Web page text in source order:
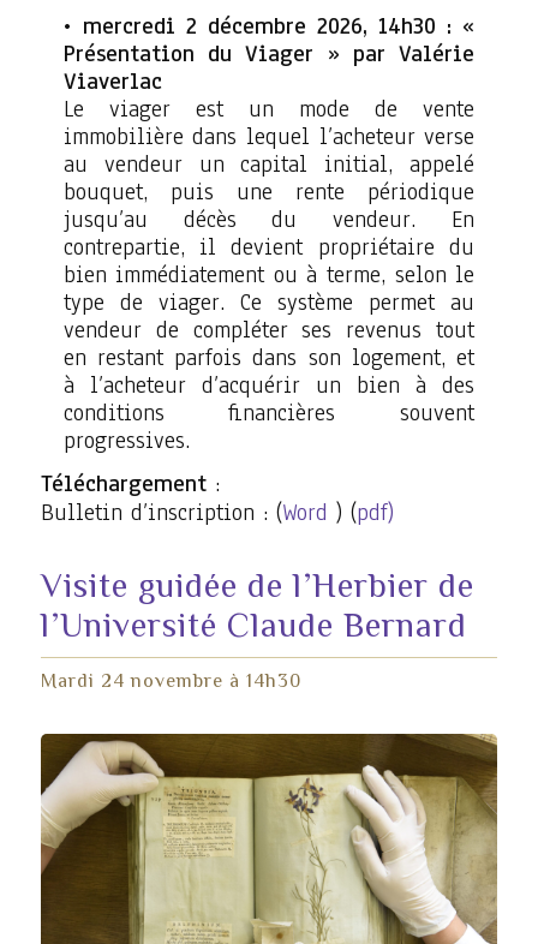
mercredi 2 décembre 2026, 14h30 : «
Présentation du Viager » par Valérie
Viaverlac
Le viager est un mode de vente
immobilière dans lequel l’acheteur verse
au vendeur un capital initial, appelé
bouquet, puis une rente périodique
jusqu’au décès du vendeur. En
contrepartie, il devient propriétaire du
bien immédiatement ou à terme, selon le
type de viager. Ce système permet au
vendeur de compléter ses revenus tout
en restant parfois dans son logement, et
à l’acheteur d’acquérir un bien à des
conditions financières souvent
progressives.
Téléchargement:
Bulletin d’inscription : (Word ) (pdf)
Visite guidée de l’Herbier de
l’Université Claude Bernard
Mardi 24 novembre à 14h30